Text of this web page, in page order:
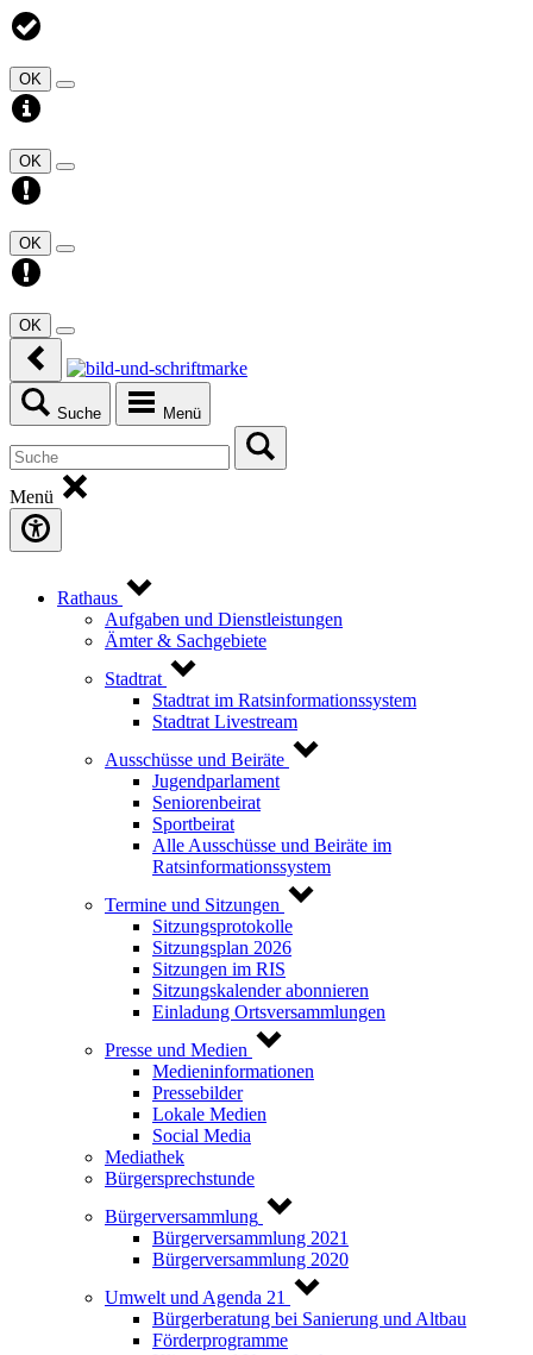
OK
OK
OK
OK
Suche Menü
Menü
Rathaus
Aufgaben und Dienstleistungen
Ämter & Sachgebiete
Stadtrat
Stadtrat im Ratsinformationssystem
Stadtrat Livestream
Ausschüsse und Beiräte
Jugendparlament
Seniorenbeirat
Sportbeirat
Alle Ausschüsse und Beiräte im
Ratsinformationssystem
Termine und Sitzungen
Sitzungsprotokolle
Sitzungsplan 2026
Sitzungen im RIS
Sitzungskalender abonnieren
Einladung Ortsversammlungen
Presse und Medien
Medieninformationen
Pressebilder
Lokale Medien
Social Media
Mediathek
Bürgersprechstunde
Bürgerversammlung
Bürgerversammlung 2021
Bürgerversammlung 2020
Umwelt und Agenda 21
Bürgerberatung bei Sanierung und Altbau
Förderprogramme